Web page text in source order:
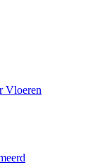
Vloeren